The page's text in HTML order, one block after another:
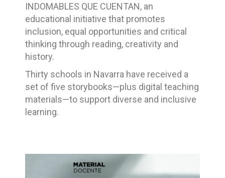
INDOMABLES QUE CUENTAN, an
educational initiative that promotes
inclusion, equal opportunities and critical
thinking through reading, creativity and
history.
Thirty schools in Navarra have received a
set of five storybooks—plus digital teaching
materials—to support diverse and inclusive
learning.